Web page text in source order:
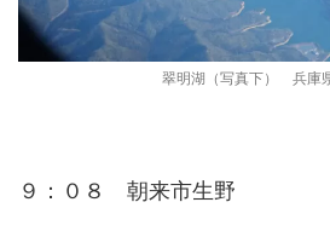
翠明湖（写真下） 兵庫
９：０８ 朝来市生野